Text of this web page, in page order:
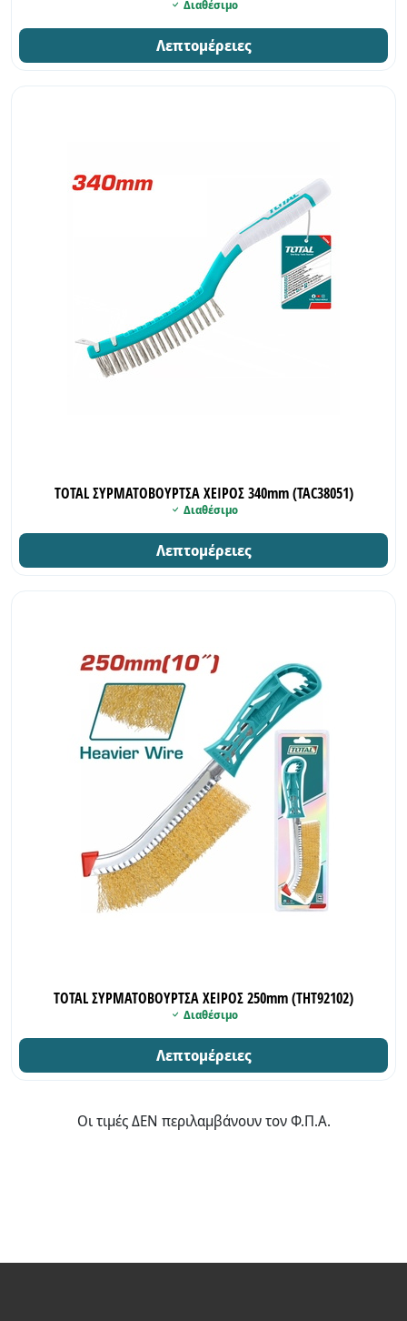
Διαθέσιμο
Λεπτομέρειες
TOTAL ΣΥΡΜΑΤΟΒΟΥΡΤΣΑ ΧΕΙΡΟΣ 340mm (TAC38051)
Διαθέσιμο
Λεπτομέρειες
TOTAL ΣΥΡΜΑΤΟΒΟΥΡΤΣΑ ΧΕΙΡΟΣ 250mm (THT92102)
Διαθέσιμο
Λεπτομέρειες
Οι τιμές ΔΕΝ περιλαμβάνουν τον Φ.Π.Α.